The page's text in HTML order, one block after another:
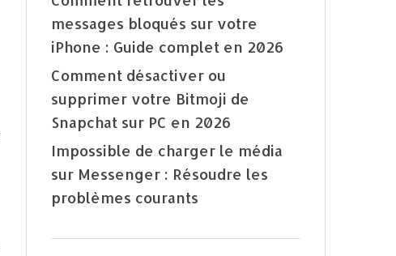
messages bloqués sur votre
iPhone : Guide complet en 2026
Comment désactiver ou
supprimer votre Bitmoji de
Snapchat sur PC en 2026
Impossible de charger le média
sur Messenger : Résoudre les
problèmes courants